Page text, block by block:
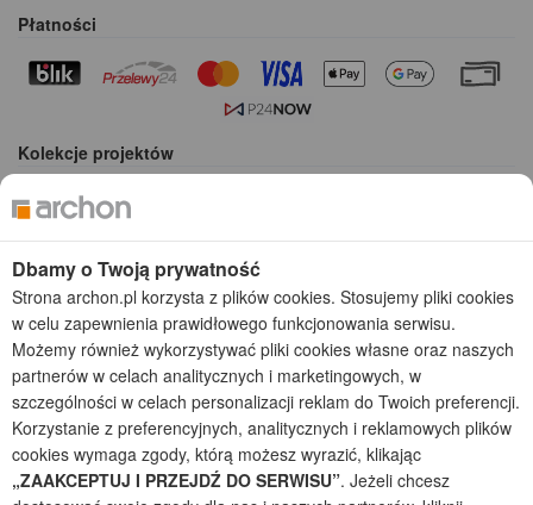
Płatności
Kolekcje projektów
Gotowe projekty domów
Projekty domów tanich w budowie
Projekty domów szeregowych
Projekty małych domów (do 150 m2)
Projekty domów wielorodzinnych
Projekty domów bliźniaczych
Projekty domów nowoczesnych
Projekty domów parterowych
2026 © ARCHON+ Biuro Projektów - Tradycyjne i nowoczesne gotowe
projekty domów - autorska pracownia architektoniczna założona w 1990r.
przez arch. Barbarę Mendel
Z uwagi na ciągłe doskonalenie procesu powstawania projektów (zgodnie z
Dbamy o Twoją prywatność
Strona archon.pl korzysta z plików cookies. Stosujemy pliki cookies
w celu zapewnienia prawidłowego funkcjonowania serwisu.
Możemy również wykorzystywać pliki cookies własne oraz naszych
partnerów w celach analitycznych i marketingowych, w
szczególności w celach personalizacji reklam do Twoich preferencji.
Korzystanie z preferencyjnych, analitycznych i reklamowych plików
cookies wymaga zgody, którą możesz wyrazić, klikając
„ZAAKCEPTUJ I PRZEJDŹ DO SERWISU”. Jeżeli chcesz